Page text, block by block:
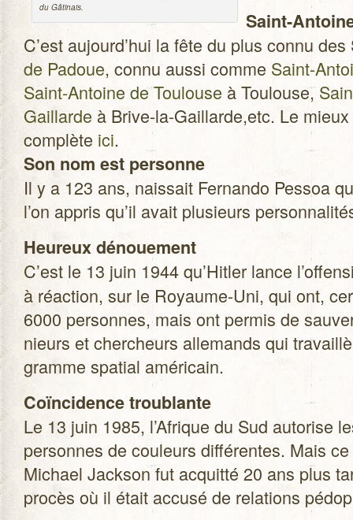
du Gâtinais.
Saint-
C’est aujourd’hui la fête du plus connu
de Padoue, connu aussi comme Saint-
Saint-Antoine de Tou­louse à Tou­louse,
Gaillarde à Brive-la-Gaillarde,etc. Le
com­plète ici.
Son nom est per­sonne
Il y a 123 ans, nais­sait Fer­nando Pes­soa
l’on appris qu’il avait plu­sieurs
Heu­reux dénoue­ment
C’est le 13 juin 1944 qu’Hitler lance
à réac­tion, sur le Royaume-Uni, qui ont,
6000 per­sonnes, mais ont per­mis de
nieurs et cher­cheurs alle­mands qui
gramme spa­tial américain.
Coïn­ci­dence trou­blante
Le 13 juin 1985, l’Afrique du Sud auto­rise
per­sonnes de cou­leurs dif­fé­rentes. Mais
Michael Jack­son fut acquitté 20 ans plus
pro­cès où il était accusé de rela­tions